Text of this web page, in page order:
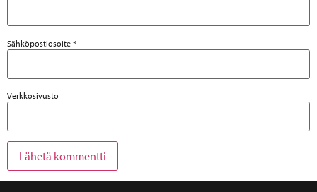
Sähköpostiosoite *
Verkkosivusto